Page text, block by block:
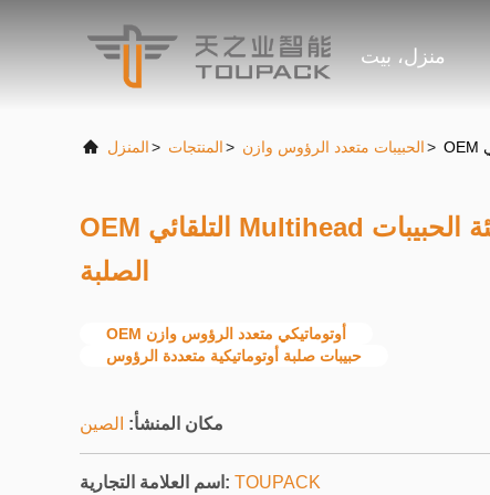
منزل، بيت
المنزل> المنتجات> الحبيبات متعدد الرؤوس وازن>
OEM التلقائي Multihead وازن ملء نظام آلة تعبئة الحبيبات
الصلبة
OEM أوتوماتيكي متعدد الرؤوس وازن
حبيبات صلبة أوتوماتيكية متعددة الرؤوس
مكان المنشأ: الصين
اسم العلامة التجارية: TOUPACK